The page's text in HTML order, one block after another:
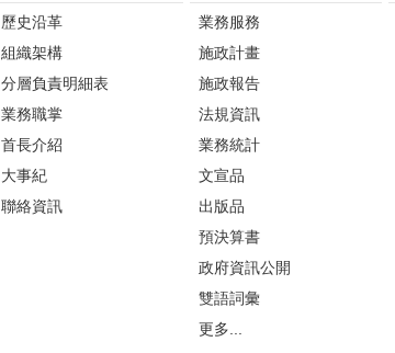
歷史沿革
組織架構
分層負責明細表
業務職掌
首長介紹
大事紀
聯絡資訊
業務服務
施政計畫
施政報告
法規資訊
業務統計
文宣品
出版品
預決算書
政府資訊公開
雙語詞彙
更多...